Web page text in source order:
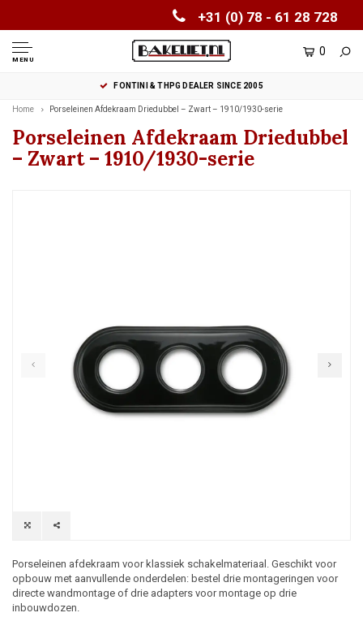
+31 (0) 78 - 61 28 728
MENU
0
FONTINI & THPG DEALER SINCE 2005
Home Porseleinen Afdekraam Driedubbel – Zwart – 1910/1930-serie
Porseleinen Afdekraam Driedubbel
– Zwart – 1910/1930-serie
Porseleinen afdekraam voor klassiek schakelmateriaal. Geschikt voor
opbouw met aanvullende onderdelen: bestel drie montageringen voor
directe wandmontage of drie adapters voor montage op drie
inbouwdozen.